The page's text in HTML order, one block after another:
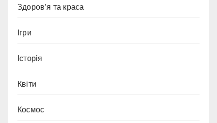
Здоров’я та краса
Ігри
Історія
Квіти
Космос